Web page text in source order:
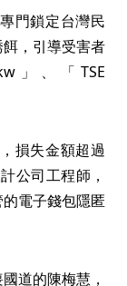
門鎖定台灣民
，引導受害者
」、「TSE
損失金額超過
公司工程師，
電子錢包隱匿
道的陳梅慧，